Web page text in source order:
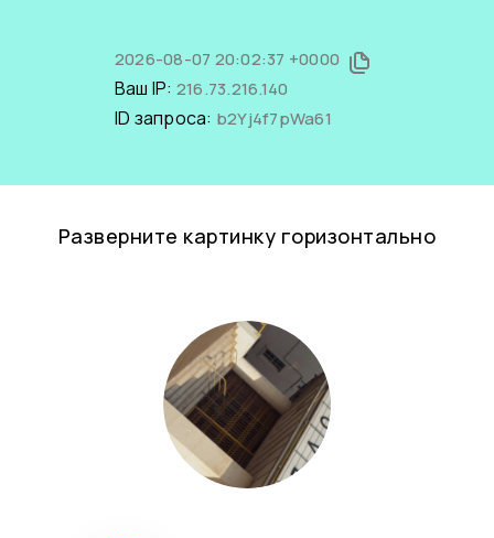
2026-08-07 20:02:37 +0000
Ваш IP: 216.73.216.140
ID запроса: b2Yj4f7pWa61
Разверните картинку горизонтально